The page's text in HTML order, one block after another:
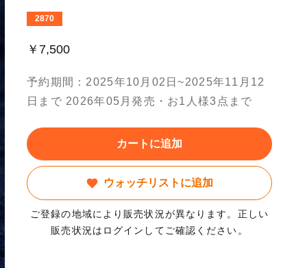
2870
￥7,500
予約期間：2025年10月02日~2025年11月12
日まで 2026年05月発売・お1人様3点まで
カートに追加
ウォッチリストに追加
ご登録の地域により販売状況が異なります。正しい
販売状況はログインしてご確認ください。